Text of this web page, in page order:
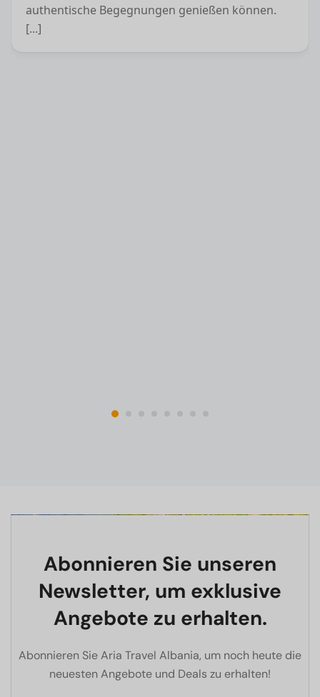
authentische Begegnungen genießen können.
[...]
Abonnieren Sie unseren
Newsletter, um exklusive
Angebote zu erhalten.
Abonnieren Sie Aria Travel Albania, um noch heute die
neuesten Angebote und Deals zu erhalten!